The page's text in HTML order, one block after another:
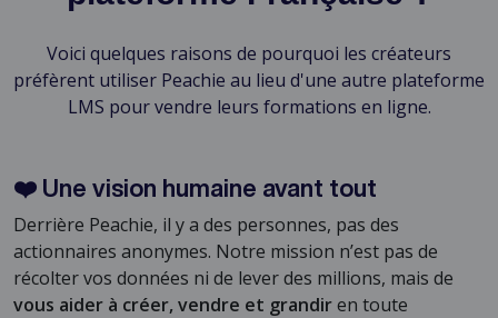
Voici quelques raisons de pourquoi les créateurs
préfèrent utiliser Peachie au lieu d'une autre plateforme
LMS pour vendre leurs formations en ligne.
❤️ Une vision humaine avant tout
Derrière Peachie, il y a des personnes, pas des
actionnaires anonymes. Notre mission n’est pas de
récolter vos données ni de lever des millions, mais de
vous aider à créer, vendre et grandiren toute